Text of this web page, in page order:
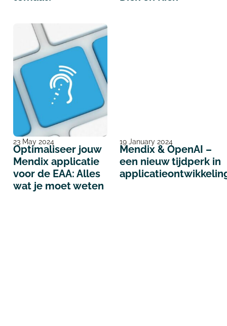
23 May 2024
Optimaliseer jouw
Mendix applicatie
voor de EAA: Alles
wat je moet weten
19 January 2024
Mendix & OpenAI –
een nieuw tijdperk in